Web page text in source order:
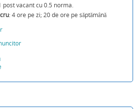
post vacant cu 0.5 norma.
: 4 ore pe zi; 20 de ore pe săptămână